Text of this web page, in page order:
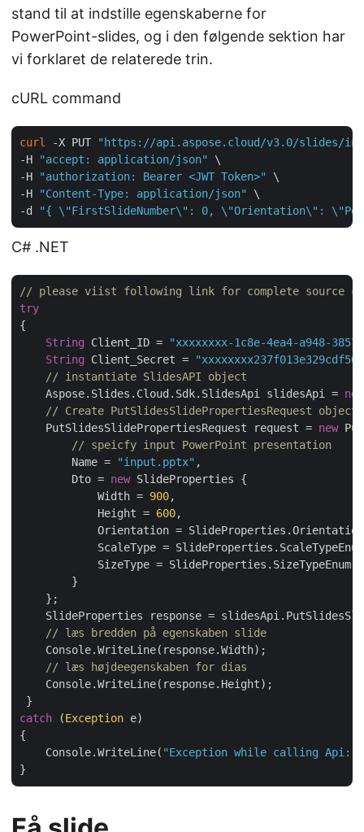
stand til at indstille egenskaberne for
PowerPoint-slides, og i den følgende sektion har
vi forklaret de relaterede trin.
cURL command
curl -X PUT
"https://api.aspose.cloud/v3.0/slides/
-H
"accept: application/json"
\
-H
"authorization: Bearer <JWT Token>"
\
-H
"Content-Type: application/json"
\
-d
"{ \"FirstSlideNumber\": 0, \"Orientation\":
C# .NET
// please viist following link for complete source
try
{
String Client_ID =
"xxxxxxxx-1c8e-4ea4-a948-
String Client_Secret =
// instantiate SlidesAPI object
    Aspose.Slides.Cloud.Sdk.SlidesApi slidesApi =
new
// Create PutSlidesSlidePropertiesRequest object
    PutSlidesSlidePropertiesRequest request =
new
// speicfy input PowerPoint presentation
        Name =
"input.pptx" ,
        Dto =
new SlideProperties {
            Width =
900,
            Height =
600,
Orientation =
ScaleType =
SizeType =
        }
    };
SlideProperties response =
// læs bredden på egenskaben slide
    Console.WriteLine(response.Width);
// læs højdeegenskaben for dias
    Console.WriteLine(response.Height);
catch (Exception e)
{
    Console.WriteLine(
"Exception while calling Api: "